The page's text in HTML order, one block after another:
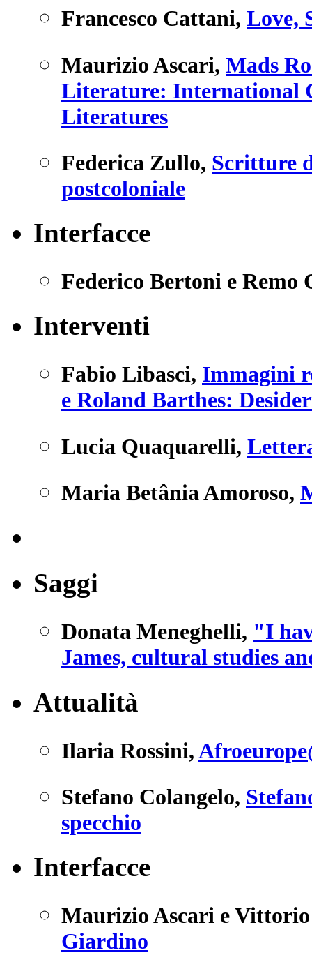
Francesco Cattani, Love,
Maurizio Ascari, Mads
Literature: International
Literatures
Federica Zullo, Scritture
postcoloniale
Interfacce
Federico Bertoni e Remo
Interventi
Fabio Libasci, Immagini
e Roland Barthes:
Lucia Quaquarelli,
Maria Betânia Amoroso,
Saggi
Donata Meneghelli, "I
James, cultural studies
Attualità
Ilaria Rossini,
Stefano Colangelo,
specchio
Interfacce
Maurizio Ascari e
Giardino